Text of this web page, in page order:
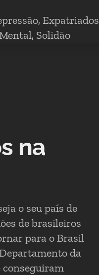
, Expatriados
, Solidão
na
o seu país de
de brasileiros
para o Brasil
da
conseguiram